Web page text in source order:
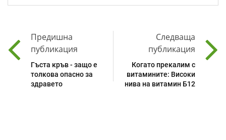
Предишна
публикация
Гъста кръв - защо е
толкова опасно за
здравето
Следваща
публикация
Когато прекалим с
витамините: Високи
нива на витамин Б12